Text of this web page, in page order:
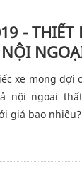
- THIẾT
xe mong đợi
nội ngoai
giá bao nhiêu?